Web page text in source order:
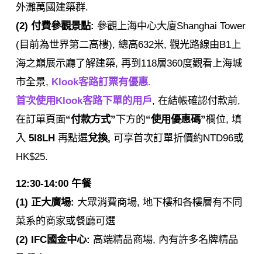
外灘萬國建築群.
(2) 付費參觀景點: 參觀上海中心大廈Shanghai Tower
(目前為世界第二高樓), 總高632米, 觀光路線由B1上
海之巔展示廳了解建築, 再到118層360度觀看上海城
市全景, Klook客路訂票有優惠.
首次使用Klook客路下單的用戶, 在結帳確認付款前,
在訂單頁面“付款方式”下方的“使用優惠碼”欄位, 填
入 5I8LH再點選兌換, 可享首次訂單折價約NTD96或
HK$25.
12:30-14:00 午餐
(1) 正大廣場: 大眾消費商場, 地下樓和各樓層有不同
菜系的商家或餐廳可選
(2) IFC國金中心: 高端精品商場, 內有許多名牌精品